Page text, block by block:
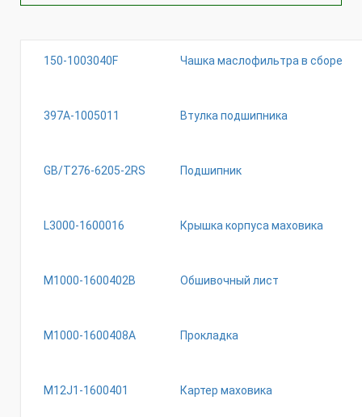
150-1003040F Чашка маслофильтра в сборе
397A-1005011 Втулка подшипника
GB/T276-6205-2RS Подшипник
L3000-1600016 Крышка корпуса маховика
M1000-1600402B Обшивочный лист
M1000-1600408A Прокладка
M12J1-1600401 Картер маховика